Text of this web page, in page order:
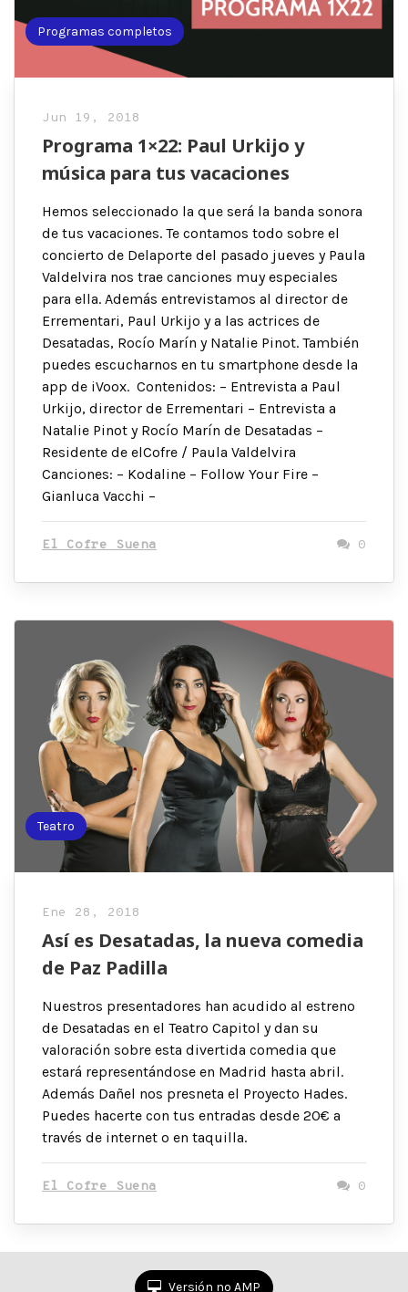
Programas completos
Jun 19, 2018
Programa 1×22: Paul Urkijo y
música para tus vacaciones
Hemos seleccionado la que será la banda sonora
de tus vacaciones. Te contamos todo sobre el
concierto de Delaporte del pasado jueves y Paula
Valdelvira nos trae canciones muy especiales
para ella. Además entrevistamos al director de
Errementari, Paul Urkijo y a las actrices de
Desatadas, Rocío Marín y Natalie Pinot. También
puedes escucharnos en tu smartphone desde la
app de iVoox. Contenidos: – Entrevista a Paul
Urkijo, director de Errementari – Entrevista a
Natalie Pinot y Rocío Marín de Desatadas –
Residente de elCofre / Paula Valdelvira
Canciones: – Kodaline – Follow Your Fire –
Gianluca Vacchi –
El Cofre Suena 0
Teatro
Ene 28, 2018
Así es Desatadas, la nueva comedia
de Paz Padilla
Nuestros presentadores han acudido al estreno
de Desatadas en el Teatro Capitol y dan su
valoración sobre esta divertida comedia que
estará representándose en Madrid hasta abril.
Además Dañel nos presneta el Proyecto Hades.
Puedes hacerte con tus entradas desde 20€ a
través de internet o en taquilla.
El Cofre Suena 0
Versión no AMP